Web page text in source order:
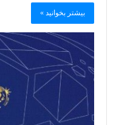
بیشتر بخوانید »